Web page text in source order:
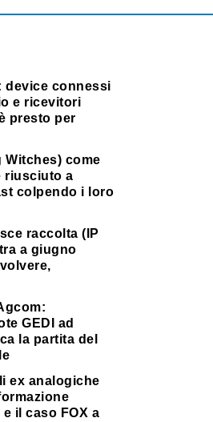
device connessi
e ricevitori
presto per
Witches) come
riusciuto a
colpendo i loro
raccolta (IP
a giugno
GEDI ad
la partita del
ex analogiche
il caso FOX a